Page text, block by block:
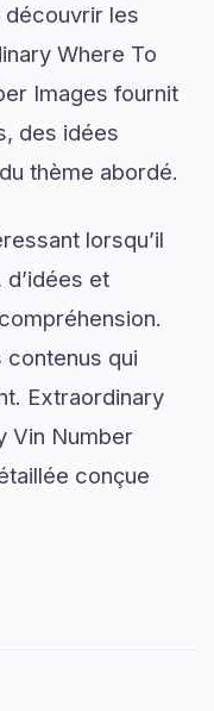
découvrir les
Where To
Images fournit
des idées
thème abordé.
lorsqu’il
et
qui
Extraordinary
Vin Number
conçue